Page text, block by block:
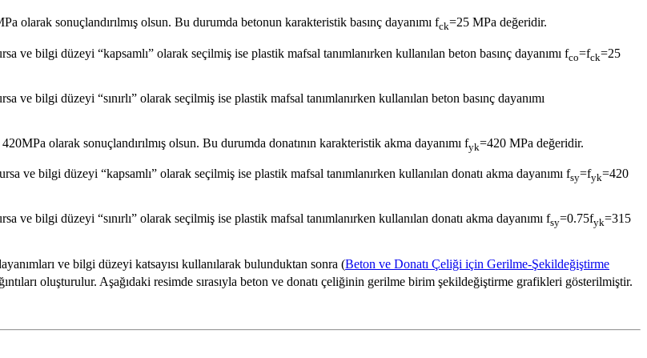
olarak sonuçlandırılmış olsun. Bu durumda betonun karakteristik basınç dayanımı fck=25 MPa değeridir.
ve bilgi düzeyi “kapsamlı” olarak seçilmiş ise plastik mafsal tanımlanırken kullanılan beton basınç dayanımı fco=fck=25
ve bilgi düzeyi “sınırlı” olarak seçilmiş ise plastik mafsal tanımlanırken kullanılan beton basınç dayanımı
olarak sonuçlandırılmış olsun. Bu durumda donatının karakteristik akma dayanımı fyk=420 MPa değeridir.
ve bilgi düzeyi “kapsamlı” olarak seçilmiş ise plastik mafsal tanımlanırken kullanılan donatı akma dayanımı fsy=fyk=420
ve bilgi düzeyi “sınırlı” olarak seçilmiş ise plastik mafsal tanımlanırken kullanılan donatı akma dayanımı fsy=0.75fyk=315
ve bilgi düzeyi katsayısı kullanılarak bulunduktan sonra (Beton ve Donatı Çeliği için Gerilme-Şekildeğiştirme
oluşturulur. Aşağıdaki resimde sırasıyla beton ve donatı çeliğinin gerilme birim şekildeğiştirme grafikleri gösterilmiştir.